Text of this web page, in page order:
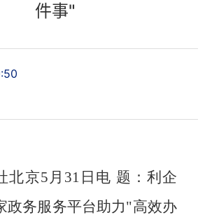
件事"
北京5月31日电 题：利企
政务服务平台助力"高效办